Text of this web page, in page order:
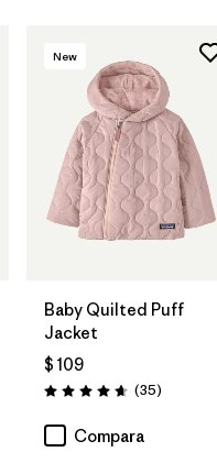
New
Baby Quilted Puff
Jacket
$ 109
Valoración: 4.7 / 5
(35)
Compara